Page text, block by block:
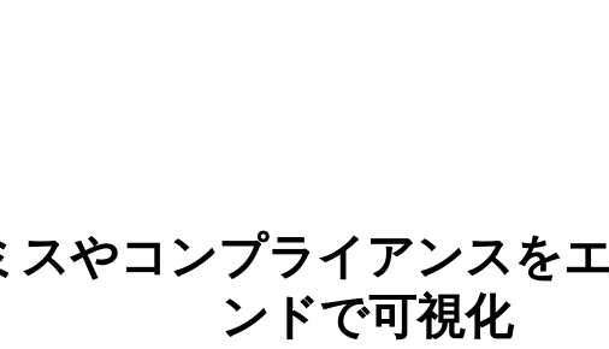
スやコンプライアンスを
ンドで可視化